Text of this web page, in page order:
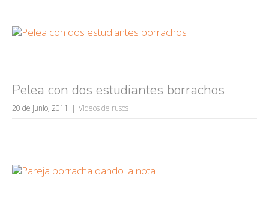
accidentes
wtf
Pelea con dos estudiantes borrachos
20 de junio, 2011 Videos de rusos